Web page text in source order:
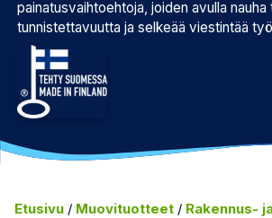
painatusvaihtoehtoja, joiden avulla
tunnistettavuutta ja selkeää viestintää
Etusivu / Muovituotteet / Rakennus-